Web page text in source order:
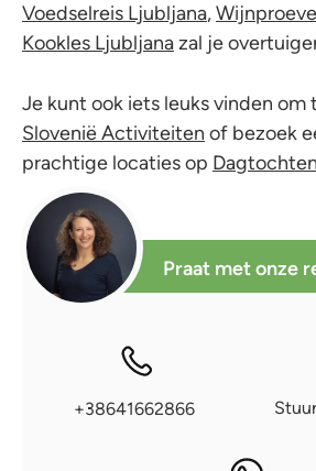
Voedselreis Ljubljana,
Kookles Ljubljanazal je
Je kunt ook iets leuks vinden om
Slovenië Activiteiten of bezoek
prachtige locaties op
Praat met onze
+38641662866